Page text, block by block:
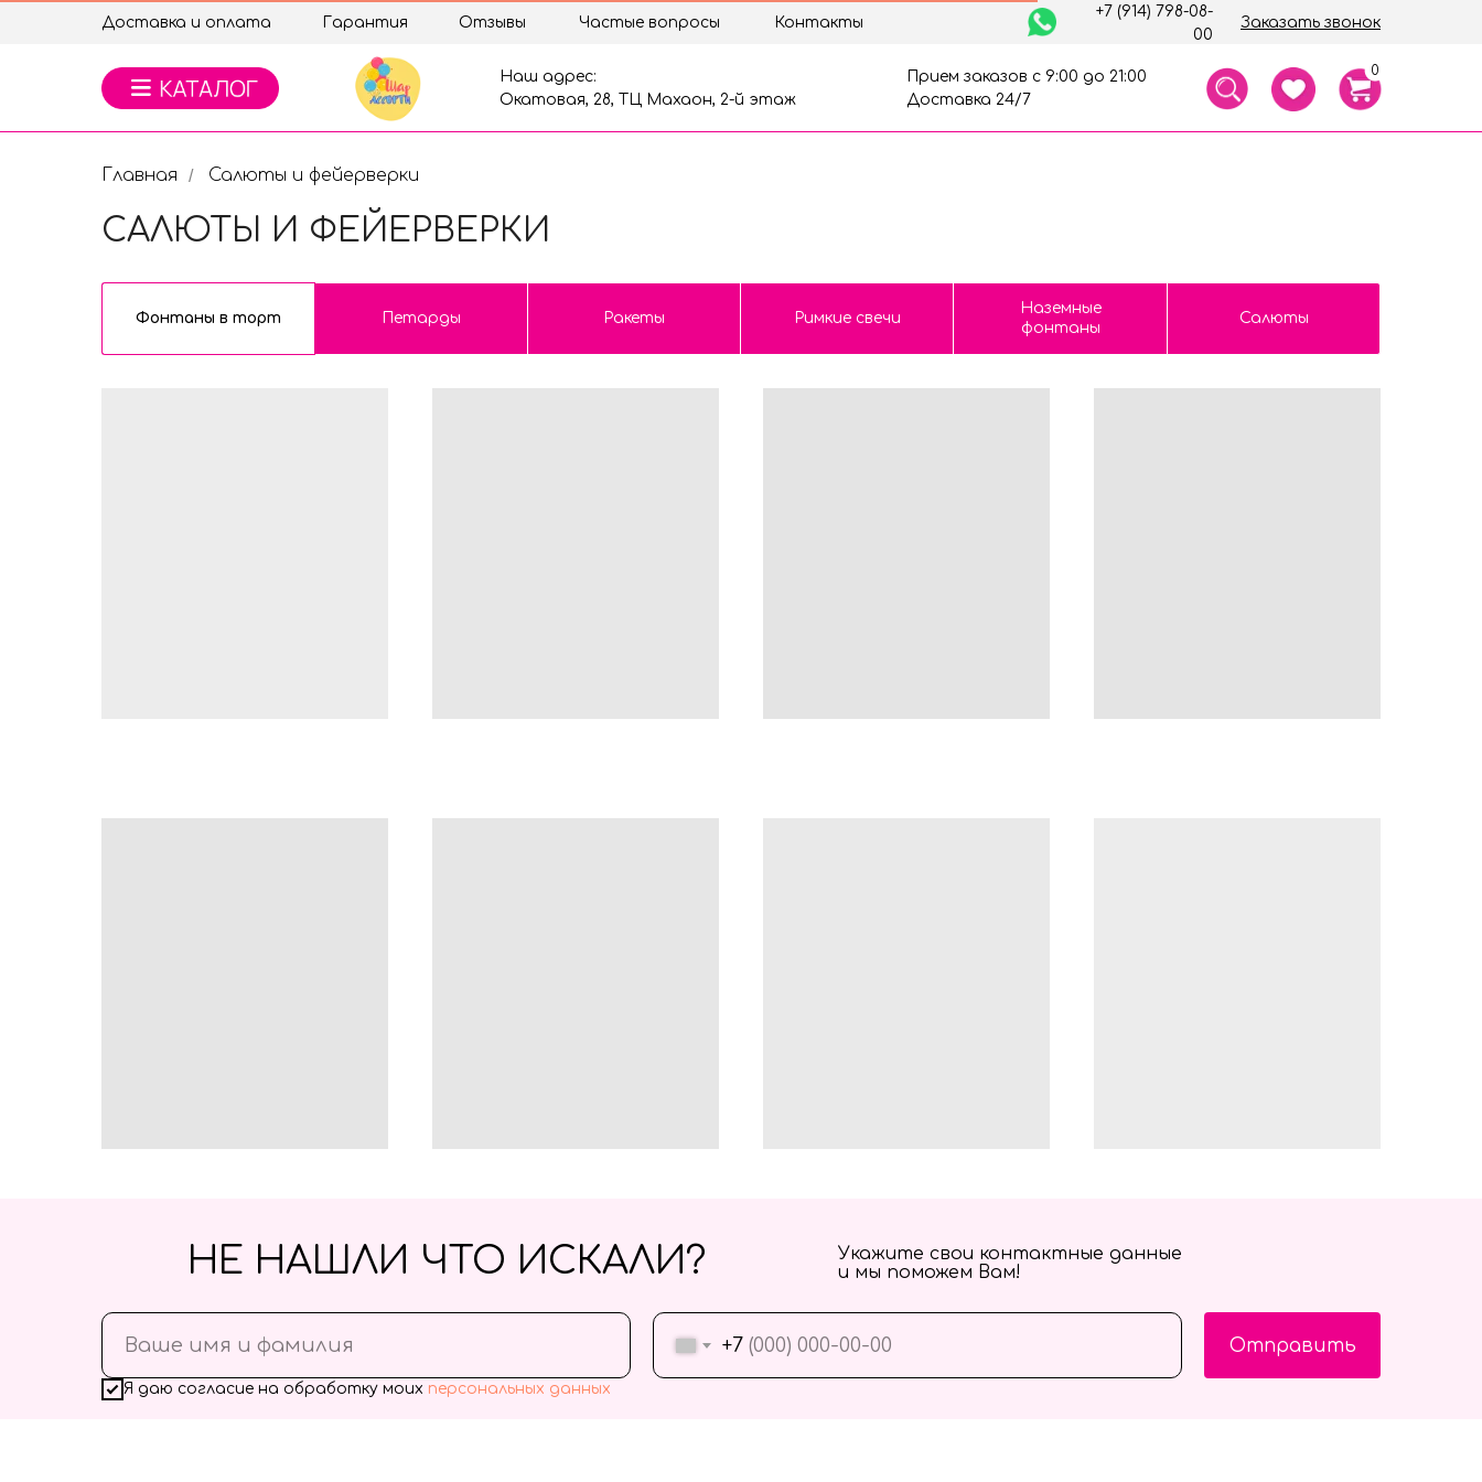
+7 (914) 798-08-
00
Заказать звонок
Доставка и оплата Гарантия Отзывы Частые вопросы Контакты
Прием заказов с 9:00 до 21:00
Доставка 24/7
Наш адрес:
Окатовая, 28, ТЦ Махаон, 2-й этаж
0
Главная / Салюты и фейерверки
САЛЮТЫ И ФЕЙЕРВЕРКИ
Фонтаны в торт Петарды Ракеты Римкие свечи
Наземные
фонтаны
Салюты
+7
Я даю согласие на обработку моих персональных данных
Отправить
НЕ НАШЛИ ЧТО ИСКАЛИ?
Укажите свои контактные данные
и мы поможем Вам!